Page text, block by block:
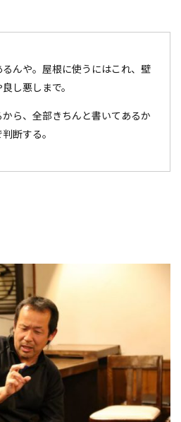
んや。屋根に使うにはこれ、壁
し悪しまで。
ら、全部きちんと書いてあるか
断する。